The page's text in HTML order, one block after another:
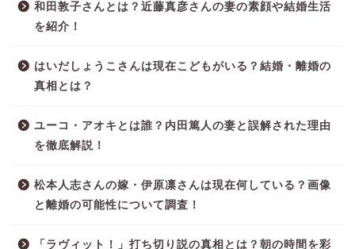
和田敦子さんとは？近藤真彦さんの妻の素顔や結婚生活
を紹介！
はいだしょうこさんは現在こどもがいる？結婚・離婚の
真相とは？
ユーコ・アオキとは誰？内田篤人の妻と誤解された理由
を徹底解説！
松本人志さんの嫁・伊原凛さんは現在何している？画像
と離婚の可能性について調査！
「ラヴィット！」打ち切り説の真相とは？朝の時間を彩